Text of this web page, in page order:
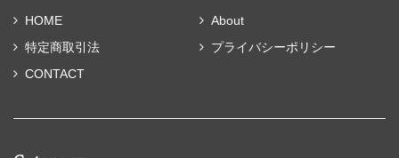
HOME
About
特定商取引法
プライバシーポリシー
CONTACT